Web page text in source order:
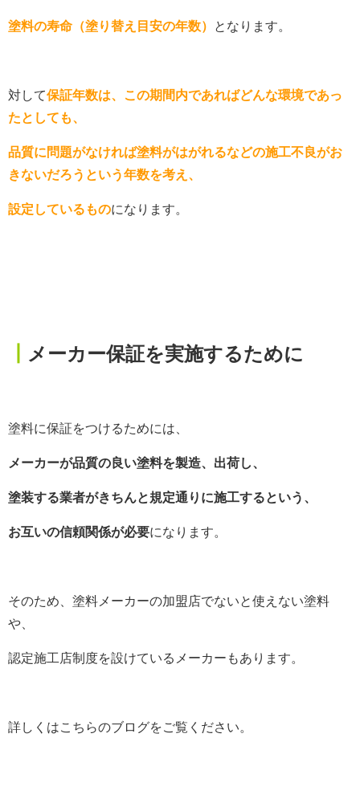
塗料の寿命（塗り替え目安の年数） となります。
対して保証年数は、この期間内であればどんな環境であっ
たとしても、
品質に問題がなければ塗料がはがれるなどの施工不良がお
きないだろうという年数を考え、
設定しているものになります。
メーカー保証を実施するために
塗料に保証をつけるためには、
メーカーが品質の良い塗料を製造、出荷し、
塗装する業者がきちんと規定通りに施工するという、
お互いの信頼関係が必要になります。
そのため、塗料メーカーの加盟店でないと使えない塗料
や、
認定施工店制度を設けているメーカーもあります。
詳しくはこちらのブログをご覧ください。